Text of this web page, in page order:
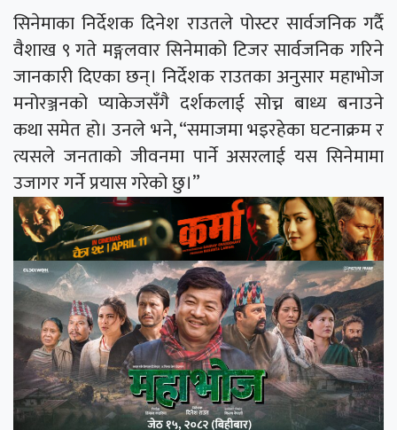
सिनेमाका निर्देशक दिनेश राउतले पोस्टर सार्वजनिक गर्दै
वैशाख ९ गते मङ्गलवार सिनेमाको टिजर सार्वजनिक गरिने
जानकारी दिएका छन्। निर्देशक राउतका अनुसार महाभोज
मनोरञ्जनको प्याकेजसँगै दर्शकलाई सोच्न बाध्य बनाउने
कथा समेत हो। उनले भने, “समाजमा भइरहेका घटनाक्रम र
त्यसले जनताको जीवनमा पार्ने असरलाई यस सिनेमामा
उजागर गर्ने प्रयास गरेको छु।”